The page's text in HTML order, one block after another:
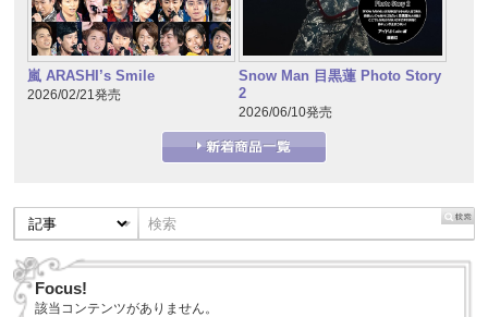
嵐 ARASHI’s Smile
2026/02/21発売
Snow Man 目黒蓮 Photo Story
2
2026/06/10発売
Focus!
該当コンテンツがありません。